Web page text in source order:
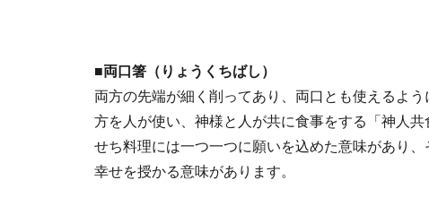
■両口箸（りょうくちばし）
両方の先端が細く削ってあり、両口とも使えるよ
方を人が使い、神様と人が共に食事をする「神人
せち料理には一つ一つに願いを込めた意味があり
幸せを授かる意味があります。